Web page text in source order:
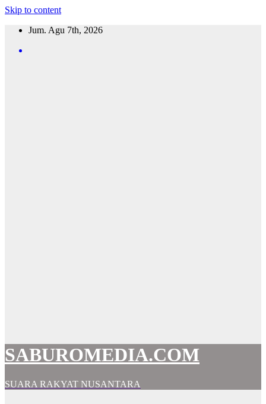
Skip to content
Jum. Agu 7th, 2026
SABUROMEDIA.COM
SUARA RAKYAT NUSANTARA